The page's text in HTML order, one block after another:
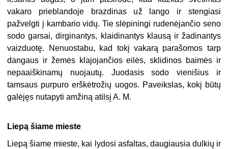
vakaro prieblandoje brazdinas už lango ir stengiasi
pažvelgti į kambario vidų. Tie slėpiningi rudenėjančio seno
sodo garsai, dirginantys, klaidinantys klausą ir žadinantys
vaizduotę. Nenuostabu, kad tokį vakarą parašomos tarp
dangaus ir žemės klajojančios eilės, sklidinos baimės ir
nepaaiškinamų nuojautų. Juodasis sodo vienišius ir
tamsaus purpuro erškėtrožių uogos. Paveikslas, kokį būtų
galėjęs nutapyti amžiną atilsį A. M.
Liepą šiame mieste
Liepą šiame mieste, kai lydosi asfaltas, daugiausia dulkių ir